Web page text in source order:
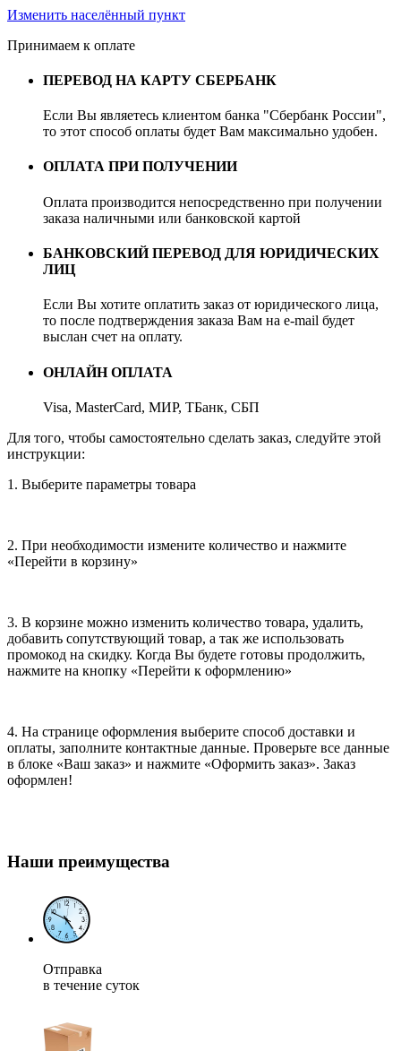
Изменить населённый пункт
Принимаем к оплате
ПЕРЕВОД НА КАРТУ СБЕРБАНК
Если Вы являетесь клиентом банка "Сбербанк России",
то этот способ оплаты будет Вам максимально удобен.
ОПЛАТА ПРИ ПОЛУЧЕНИИ
Оплата производится непосредственно при получении
заказа наличными или банковской картой
БАНКОВСКИЙ ПЕРЕВОД ДЛЯ ЮРИДИЧЕСКИХ
ЛИЦ
Если Вы хотите оплатить заказ от юридического лица,
то после подтверждения заказа Вам на e-mail будет
выслан счет на оплату.
ОНЛАЙН ОПЛАТА
Visa, MasterCard, МИР, ТБанк, СБП
Для того, чтобы самостоятельно сделать заказ, следуйте этой
инструкции:
1. Выберите параметры товара
2. При необходимости измените количество и нажмите
«Перейти в корзину»
3. В корзине можно изменить количество товара, удалить,
добавить сопутствующий товар, а так же использовать
промокод на скидку. Когда Вы будете готовы продолжить,
нажмите на кнопку «Перейти к оформлению»
4. На странице оформления выберите способ доставки и
оплаты, заполните контактные данные. Проверьте все данные
в блоке «Ваш заказ» и нажмите «Оформить заказ». Заказ
оформлен!
Наши преимущества
Отправка
в течение суток